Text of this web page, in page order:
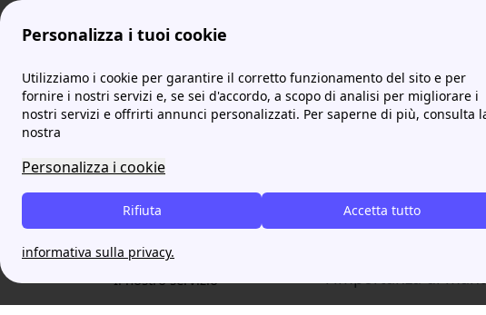
Personalizza i tuoi cookie
Utilizziamo i cookie per garantire il corretto funzionamento del sito e per
fornire i nostri servizi e, se sei d'accordo, a scopo di analisi per migliorare i
nostri servizi e offrirti annunci personalizzati. Per saperne di più, consulta
nostra
Personalizza i cookie
Accetta tutto
Rifiuta
informativa sulla privacy.
ProntoBolletta MoreFotovoltaico: come funziona un impianto e quanto
Il nostro servizio
Il revamping
a migliorarne
questo intervento,
l'importanza di